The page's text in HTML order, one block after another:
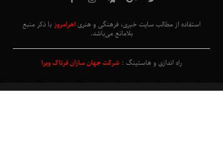
استفاده از مطالب سایت خبری، فرهنگی و هنری اهرامروز با ذکر منبع
بلامانع می‌باشد.
راه اندازی و هاستینگ :شرکت جهان سازان فرتاک ویرا